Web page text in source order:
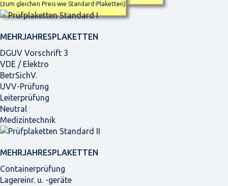
(zum gleichen Preis wie Standard-Plaketten)
MEHRJAHRES­PLAKETTEN
DGUV Vorschrift 3
VDE / Elektro
BetrSichV.
UVV-Prüfung
Leiterprüfung
Neutral
Medizintechnik
MEHRJAHRES­PLAKETTEN
Containerprüfung
Lagereinr. u. -geräte